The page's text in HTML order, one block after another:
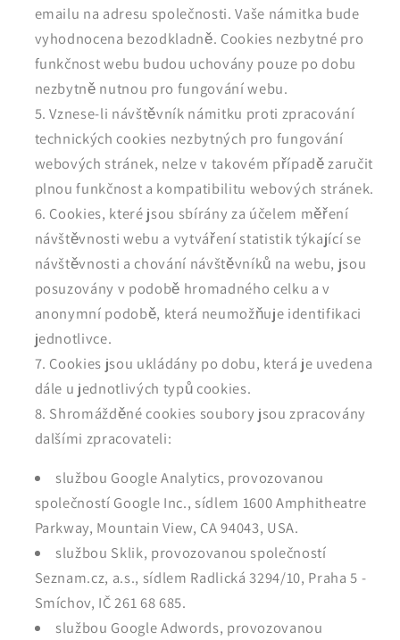
emailu na adresu společnosti. Vaše námitka bude
vyhodnocena bezodkladně. Cookies nezbytné pro
funkčnost webu budou uchovány pouze po dobu
nezbytně nutnou pro fungování webu.
Vznese-li návštěvník námitku proti zpracování
technických cookies nezbytných pro fungování
webových stránek, nelze v takovém případě zaručit
plnou funkčnost a kompatibilitu webových stránek.
Cookies, které jsou sbírány za účelem měření
návštěvnosti webu a vytváření statistik týkající se
návštěvnosti a chování návštěvníků na webu, jsou
posuzovány v podobě hromadného celku a v
anonymní podobě, která neumožňuje identifikaci
jednotlivce.
Cookies jsou ukládány po dobu, která je uvedena
dále u jednotlivých typů cookies.
Shromážděné cookies soubory jsou zpracovány
dalšími zpracovateli:
službou Google Analytics, provozovanou
společností Google Inc., sídlem 1600 Amphitheatre
Parkway, Mountain View, CA 94043, USA.
službou Sklik, provozovanou společností
Seznam.cz, a.s., sídlem Radlická 3294/10, Praha 5 -
Smíchov, IČ 261 68 685.
službou Google Adwords, provozovanou